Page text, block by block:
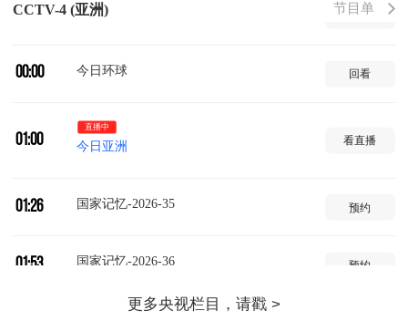
CCTV-4 (亚洲) 节目单
23:30 今日关注 回看
00:00 今日环球 回看
01:00
直播中
今日亚洲 看直播
01:26 国家记忆-2026-35 预约
01:53 国家记忆-2026-36 预约